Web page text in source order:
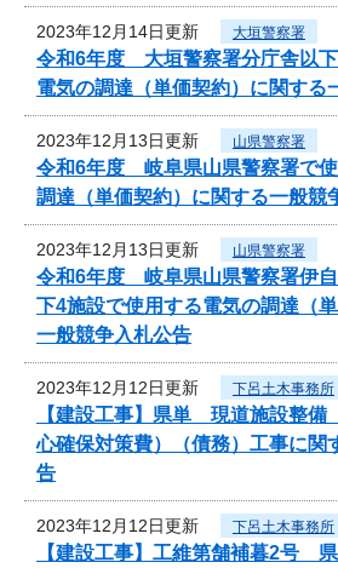
2023年12月14日更新 大垣警察署
令和6年度 大垣警察署分庁舎以
電気の調達（単価契約）に関する
2023年12月13日更新 山県警察署
令和6年度 岐阜県山県警察署で
調達（単価契約）に関する一般競
2023年12月13日更新 山県警察署
令和6年度 岐阜県山県警察署伊
下4施設で使用する電気の調達（
一般競争入札公告
2023年12月12日更新 下呂土木事務所
【建設工事】県単 現道施設整備
心確保対策費）（債務）工事に関
告
2023年12月12日更新 下呂土木事務所
【建設工事】工維第舗補暮2号